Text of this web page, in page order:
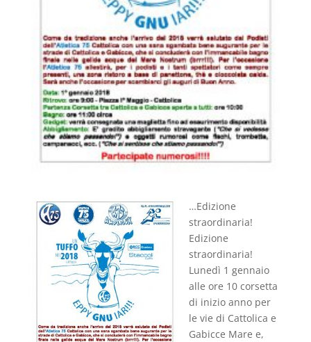
…Edizione
straordinaria!
Edizione
straordinaria!
Lunedì 1 gennaio
alle ore 10 corsetta
di inizio anno per
le vie di Cattolica e
Gabicce Mare e,